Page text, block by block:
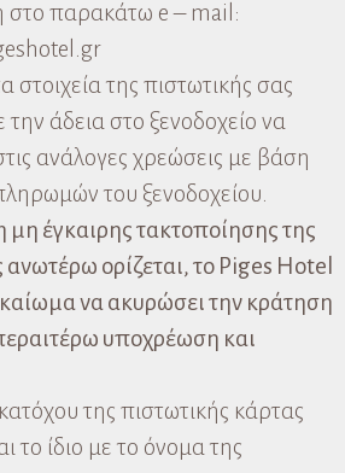
στο παρακάτω e – mail:
στοιχεία της πιστωτικής σας
την άδεια στο ξενοδοχείο να
ανάλογες χρεώσεις με βάση
του ξενοδοχείου.
έγκαιρης τακτοποίησης της
ορίζεται, το Piges Hotel
να ακυρώσει την κράτηση
υποχρέωση και
της πιστωτικής κάρτας
το ίδιο με το όνομα της